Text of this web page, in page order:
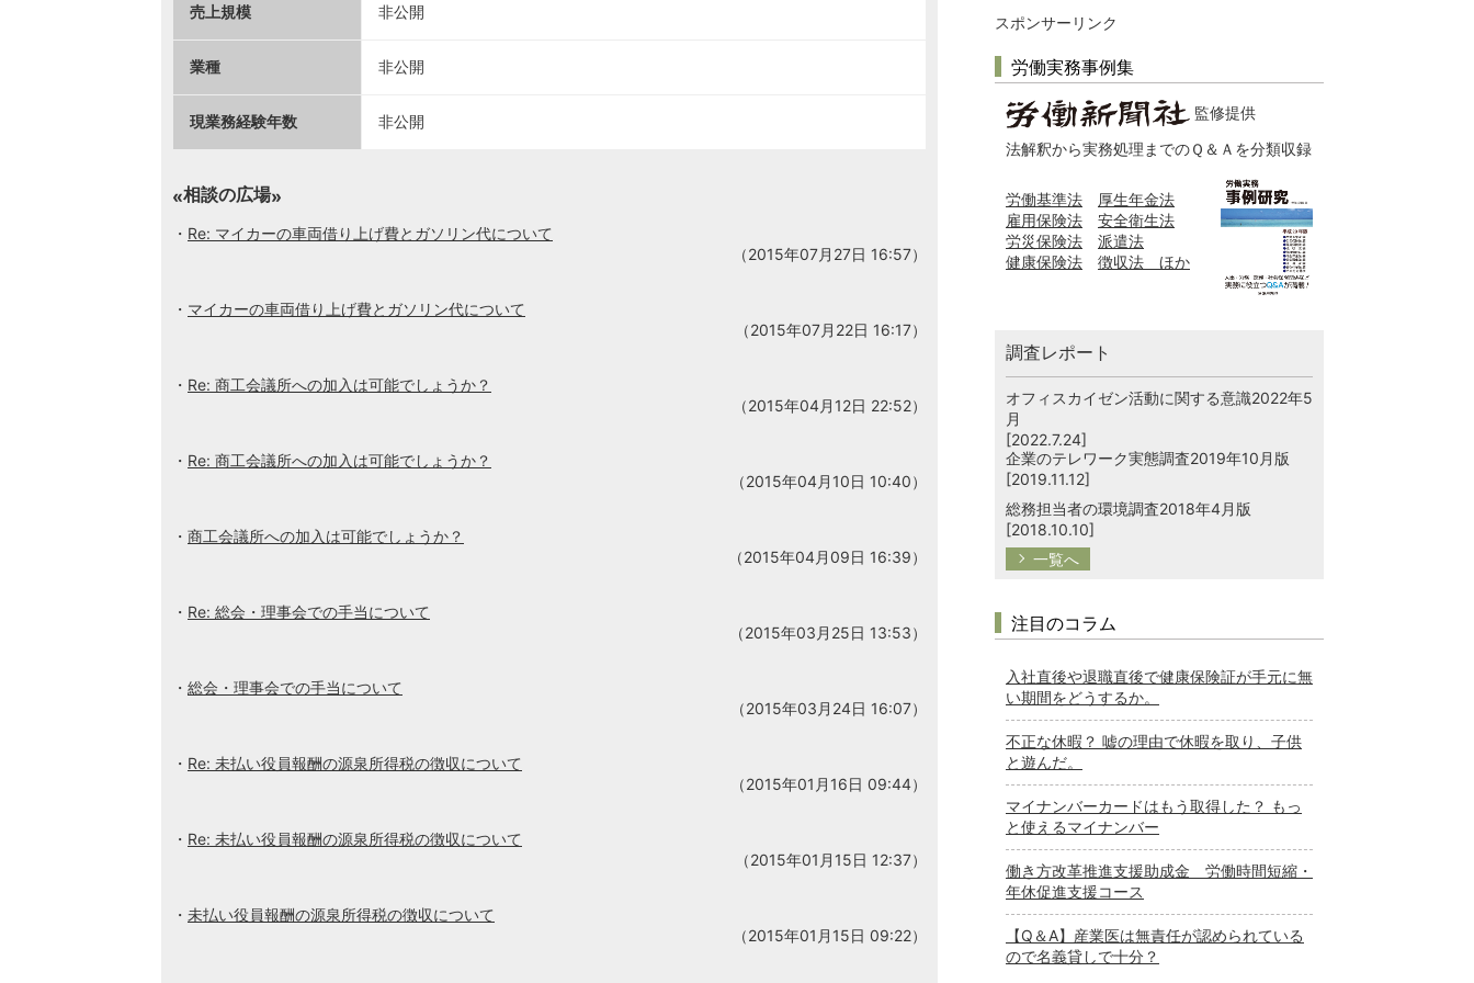
売上規模 非公開
業種 非公開
現業務経験年数 非公開
相談の広場
Re: マイカーの車両借り上げ費とガソリン代について
（2015年07月27日 16:57）
マイカーの車両借り上げ費とガソリン代について
（2015年07月22日 16:17）
Re: 商工会議所への加入は可能でしょうか？
（2015年04月12日 22:52）
Re: 商工会議所への加入は可能でしょうか？
（2015年04月10日 10:40）
商工会議所への加入は可能でしょうか？
（2015年04月09日 16:39）
Re: 総会・理事会での手当について
（2015年03月25日 13:53）
総会・理事会での手当について
（2015年03月24日 16:07）
Re: 未払い役員報酬の源泉所得税の徴収について
（2015年01月16日 09:44）
Re: 未払い役員報酬の源泉所得税の徴収について
（2015年01月15日 12:37）
未払い役員報酬の源泉所得税の徴収について
（2015年01月15日 09:22）
スポンサーリンク
労働実務事例集
監修提供
法解釈から実務処理までのＱ＆Ａを分類収録
労働基準法
厚生年金法
雇用保険法
安全衛生法
労災保険法
派遣法
健康保険法
徴収法 ほか
調査レポート
オフィスカイゼン活動に関する意識2022年5
月
[2022.7.24]
企業のテレワーク実態調査2019年10月版
[2019.11.12]
総務担当者の環境調査2018年4月版
[2018.10.10]
一覧へ
注目のコラム
入社直後や退職直後で健康保険証が手元に無
い期間をどうするか。
不正な休暇？ 嘘の理由で休暇を取り、子供
と遊んだ。
マイナンバーカードはもう取得した？ もっ
と使えるマイナンバー
働き方改革推進支援助成金 労働時間短縮・
年休促進支援コース
【Q＆A】産業医は無責任が認められている
ので名義貸しで十分？